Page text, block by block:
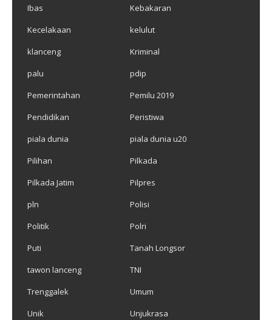
Ibas
Kebakaran
Kecelakaan
kelulut
klanceng
Kriminal
palu
pdip
Pemerintahan
Pemilu 2019
Pendidikan
Peristiwa
piala dunia
piala dunia u20
Pilihan
Pilkada
Pilkada Jatim
Pilpres
pln
Polisi
Politik
Polri
Puti
Tanah Longsor
tawon lanceng
TNI
Trenggalek
Umum
Unik
Unjukrasa